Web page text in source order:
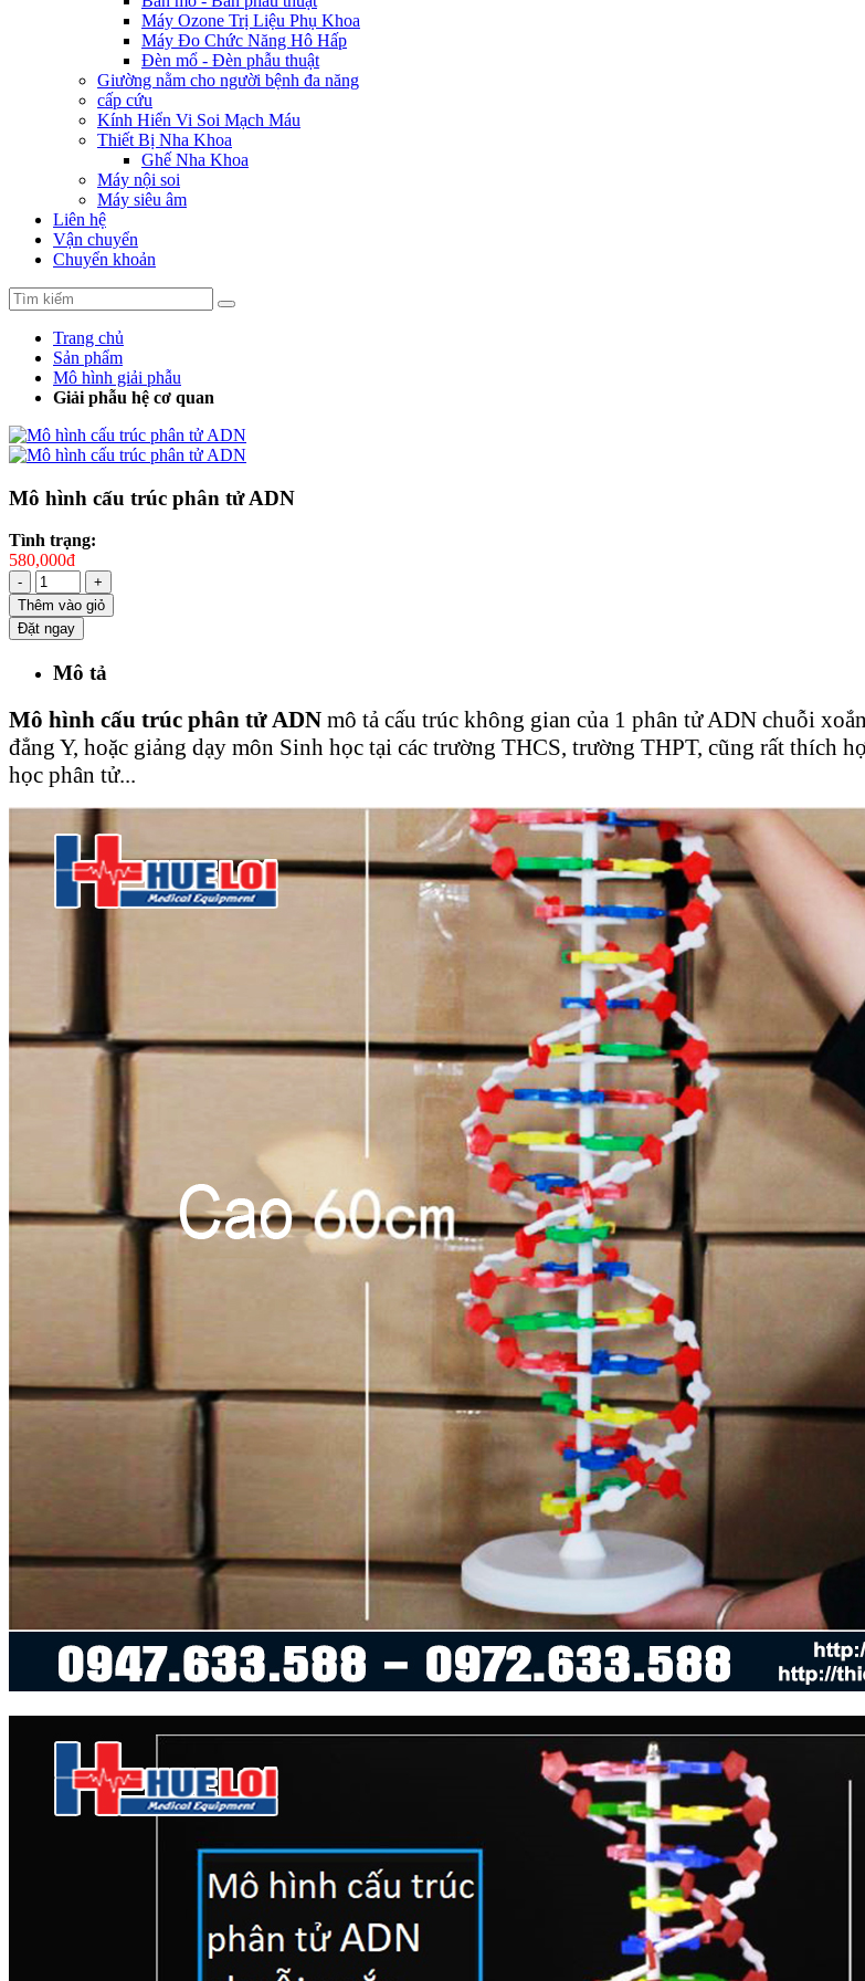
Máy Ozone Trị Liệu Phụ Khoa
Máy Đo Chức Năng Hô Hấp
Đèn mổ - Đèn phẫu thuật
Giường nằm cho người bệnh đa năng
cấp cứu
Kính Hiển Vi Soi Mạch Máu
Thiết Bị Nha Khoa
Ghế Nha Khoa
Máy nội soi
Máy siêu âm
Liên hệ
Vận chuyển
Chuyển khoản
Trang chủ
Sản phẩm
Mô hình giải phẫu
Giải phẫu hệ cơ quan
Mô hình cấu trúc phân tử ADN
Tình trạng:
580,000đ
-
+
Thêm vào giỏ
Đặt ngay
Mô tả
Mô hình cấu trúc phân tử ADN mô tả cấu trúc không gian của 1 phân tử ADN chuỗi
đẳng Y, hoặc giảng dạy môn Sinh học tại các trường THCS, trường THPT, cũng rất thích
học phân tử...